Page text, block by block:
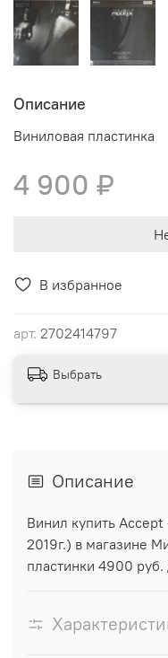
В избранное
арт. 2702414797
Описание
Виниловая пластинка
4 900 ₽
Выбрать
Описание
Винил купить
2019г.) в магазине
пластинки 4900